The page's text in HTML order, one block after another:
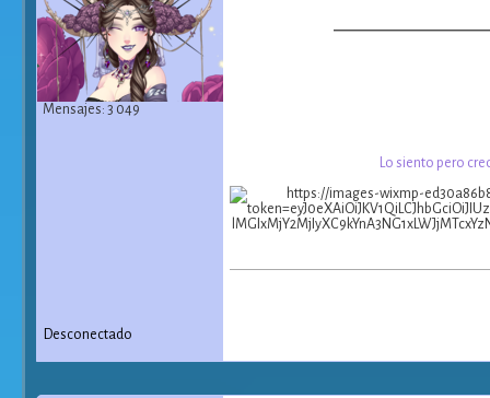
Mensajes: 3 049
Lo siento pero
Desconectado